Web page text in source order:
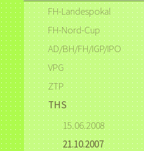
FH-Landespokal
FH-Nord-Cup
AD/BH/FH/IGP/IPO
VPG
ZTP
THS
15.06.2008
21.10.2007